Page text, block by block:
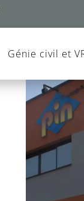
Génie civil et